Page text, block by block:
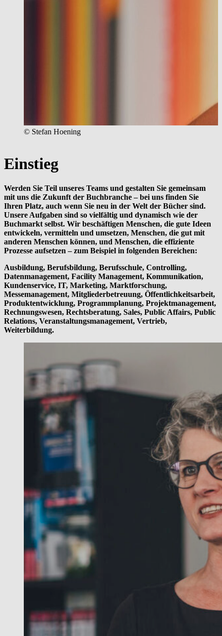
© Stefan Hoening
Einstieg
Werden Sie Teil unseres Teams und gestalten Sie gemeinsam
mit uns die Zukunft der Buchbranche – bei uns finden Sie
Ihren Platz, auch wenn Sie neu in der Welt der Bücher sind.
Unsere Aufgaben sind so vielfältig und dynamisch wie der
Buchmarkt selbst. Wir beschäftigen Menschen, die gute Ideen
entwickeln, vermitteln und umsetzen, Menschen, die gut mit
anderen Menschen können, und Menschen, die effiziente
Prozesse aufsetzen – zum Beispiel in folgenden Bereichen:
Ausbildung, Berufsbildung, Berufsschule, Controlling,
Datenmanagement, Facility Management, Kommunikation,
Kundenservice, IT, Marketing, Marktforschung,
Messemanagement, Mitgliederbetreuung, Öffentlichkeitsarbeit,
Produktentwicklung, Programmplanung, Projektmanagement,
Rechnungswesen, Rechtsberatung, Sales, Public Affairs, Public
Relations, Veranstaltungsmanagement, Vertrieb,
Weiterbildung.